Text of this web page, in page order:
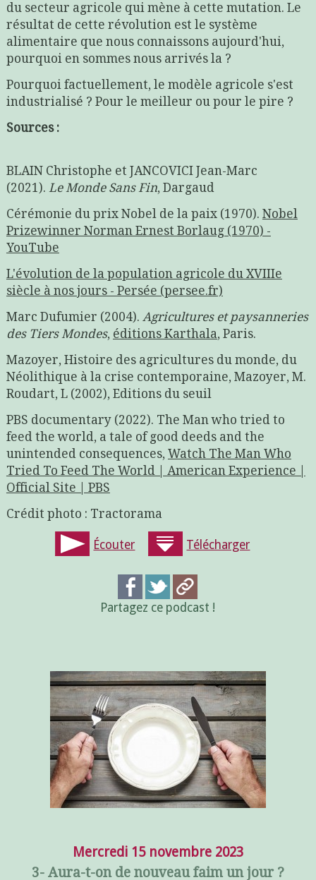
du secteur agricole qui mène à cette mutation. Le
résultat de cette révolution est le système
alimentaire que nous connaissons aujourd'hui,
pourquoi en sommes nous arrivés la ?
Pourquoi factuellement, le modèle agricole s'est
industrialisé ? Pour le meilleur ou pour le pire ?
Sources :
BLAIN Christophe et JANCOVICI Jean-Marc
(2021). Le Monde Sans Fin, Dargaud
Cérémonie du prix Nobel de la paix (1970). Nobel
Prizewinner Norman Ernest Borlaug (1970) -
YouTube
L'évolution de la population agricole du XVIIIe
siècle à nos jours - Persée (persee.fr)
Marc Dufumier (2004). Agricultures et paysanneries
des Tiers Mondes, éditions Karthala, Paris.
Mazoyer, Histoire des agricultures du monde, du
Néolithique à la crise contemporaine, Mazoyer, M.
Roudart, L (2002), Editions du seuil
PBS documentary (2022). The Man who tried to
feed the world, a tale of good deeds and the
unintended consequences, Watch The Man Who
Tried To Feed The World | American Experience |
Official Site | PBS
Crédit photo : Tractorama
Écouter Télécharger
Partagez ce podcast !
Mercredi 15 novembre 2023
3- Aura-t-on de nouveau faim un jour ?